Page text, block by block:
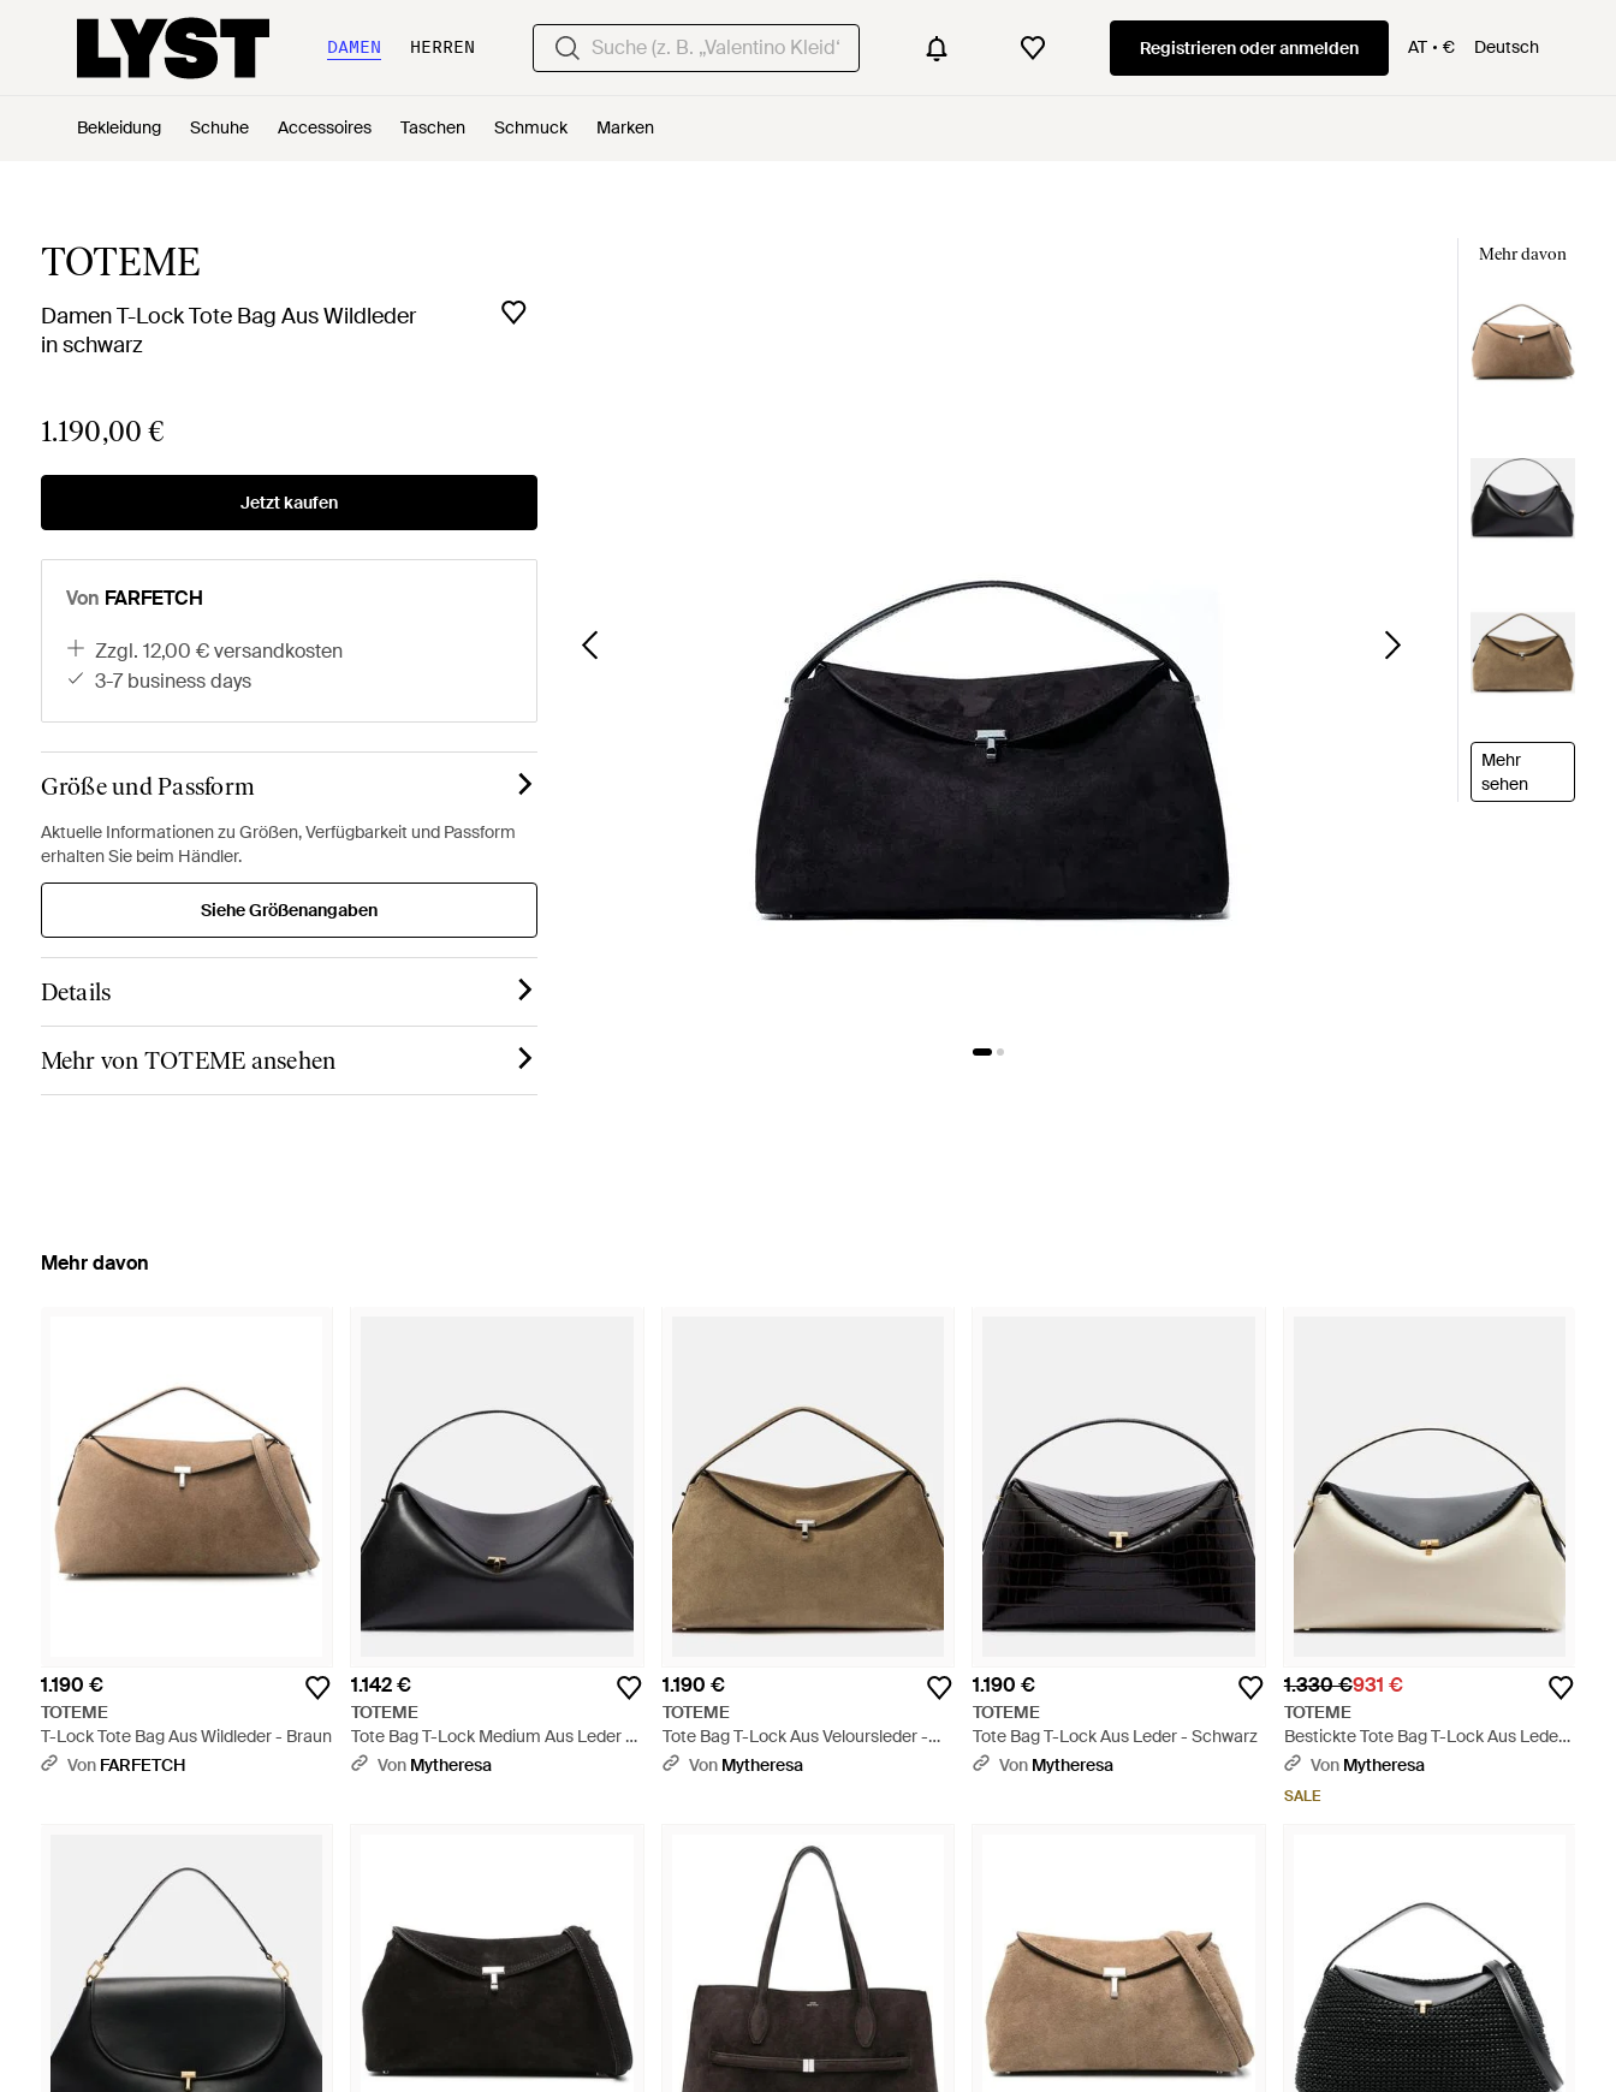
DAMEN HERREN Registrieren oder anmelden AT € Deutsch
Bekleidung Schuhe Accessoires Taschen Schmuck Marken
TOTEME
Damen T-Lock Tote Bag Aus Wildleder
in schwarz
1.190,00 €
Jetzt kaufen
Von FARFETCH
zzgl. 12,00 € versandkosten
3-7 business days
Größe und Passform
Aktuelle Informationen zu Größen, Verfügbarkeit und Passform
erhalten Sie beim Händler.
Siehe Größenangaben
Details
Mehr von TOTEME ansehen
Mehr davon
Mehr
sehen
Mehr davon
1.190 €
TOTEME
T-Lock Tote Bag Aus Wildleder - Braun
Von FARFETCH
1.142 €
TOTEME
Tote Bag T-Lock Medium Aus Leder -
Schwarz
Von Mytheresa
1.190 €
TOTEME
Tote Bag T-Lock Aus Veloursleder -
Natur
Von Mytheresa
1.190 €
TOTEME
Tote Bag T-Lock Aus Leder - Schwarz
Von Mytheresa
1.330 €931 €
TOTEME
Bestickte Tote Bag T-Lock Aus Leder -
Natur
Von Mytheresa
SALE